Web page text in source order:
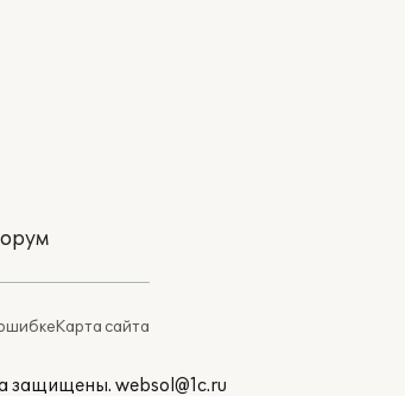
Карта сайта
защищены. websol@1c.ru